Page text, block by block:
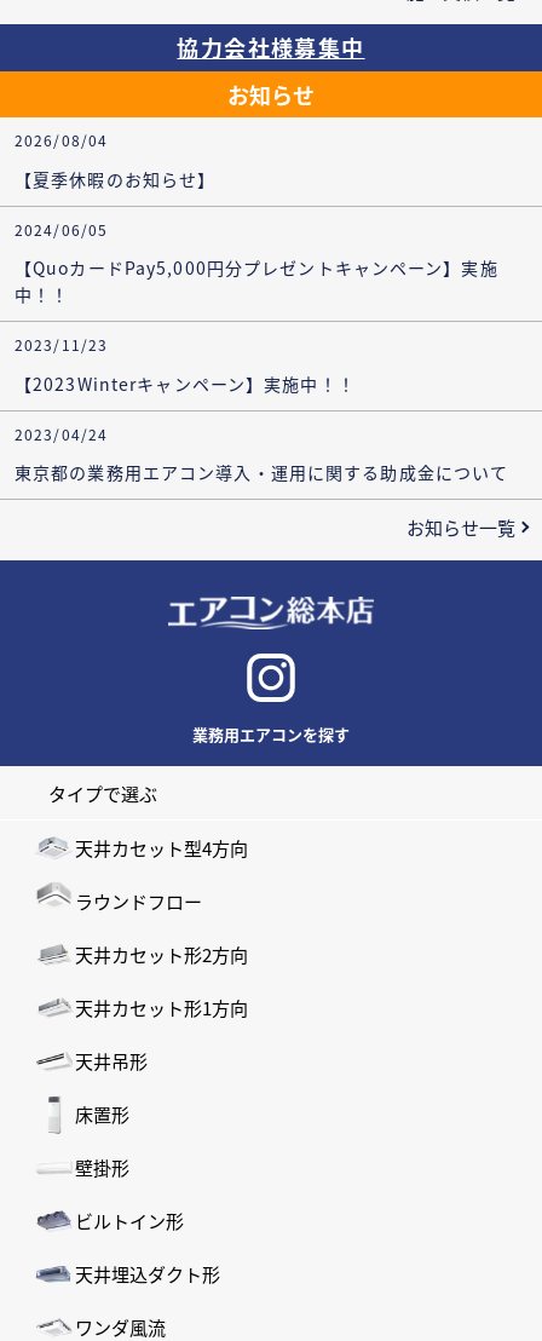
協力会社様募集中
お知らせ
2026/08/04
【夏季休暇のお知らせ】
2024/06/05
【QuoカードPay5,000円分プレゼントキャンペーン】実施
中！！
2023/11/23
【2023Winterキャンペーン】実施中！！
2023/04/24
東京都の業務用エアコン導入・運用に関する助成金について
お知らせ一覧
業務用エアコンを探す
タイプで選ぶ
天井カセット型4方向
ラウンドフロー
天井カセット形2方向
天井カセット形1方向
天井吊形
床置形
壁掛形
ビルトイン形
天井埋込ダクト形
ワンダ風流